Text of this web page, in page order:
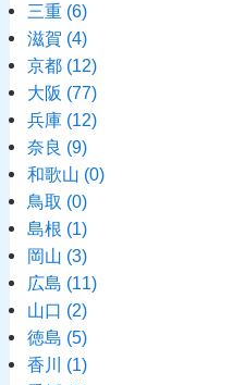
三重 (6)
滋賀 (4)
京都 (12)
大阪 (77)
兵庫 (12)
奈良 (9)
和歌山 (0)
鳥取 (0)
島根 (1)
岡山 (3)
広島 (11)
山口 (2)
徳島 (5)
香川 (1)